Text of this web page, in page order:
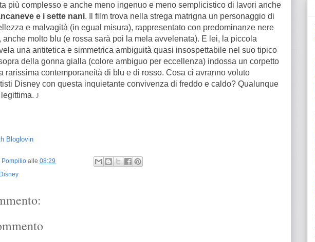
più complesso e anche meno ingenuo e meno semplicistico di lavori anche
e i sette nani. Il film trova nella strega matrigna un personaggio di
e malvagità (in egual misura), rappresentato con predominanze nere
anche molto blu (e rossa sarà poi la mela avvelenata). E lei, la piccola
una antitetica e simmetrica ambiguità quasi insospettabile nel suo tipico
della gonna gialla (colore ambiguo per eccellenza) indossa un corpetto
rarissima contemporaneità di blu e di rosso. Cosa ci avranno voluto
Disney con questa inquietante convivenza di freddo e caldo? Qualunque
J
Bloglovin
Pompilio alle 08:29